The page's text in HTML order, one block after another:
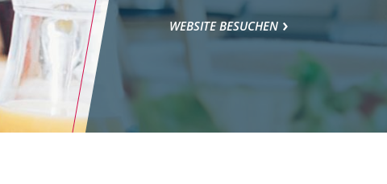
WEBSITE BESUCHEN